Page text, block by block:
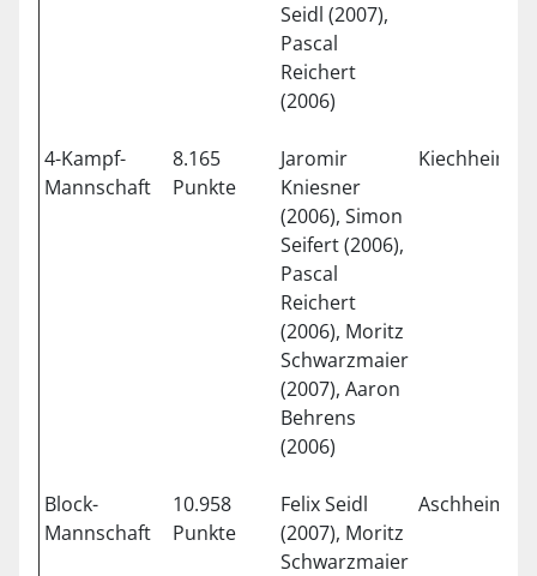
Seidl (2007),
Pascal
Reichert
(2006)
4-Kampf-
Mannschaft
8.165
Punkte
Jaromir
Kniesner
(2006), Simon
Seifert (2006),
Pascal
Reichert
(2006), Moritz
Schwarzmaier
(2007), Aaron
Behrens
(2006)
Kiechheim
Block-
Mannschaft
10.958
Punkte
Felix Seidl
(2007), Moritz
Schwarzmaier
Aschheim